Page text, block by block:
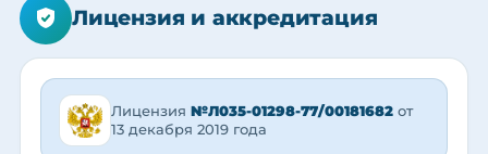
Лицензия и аккредитация
Лицензия №Л035-01298-77/00181682 от
13 декабря 2019 года